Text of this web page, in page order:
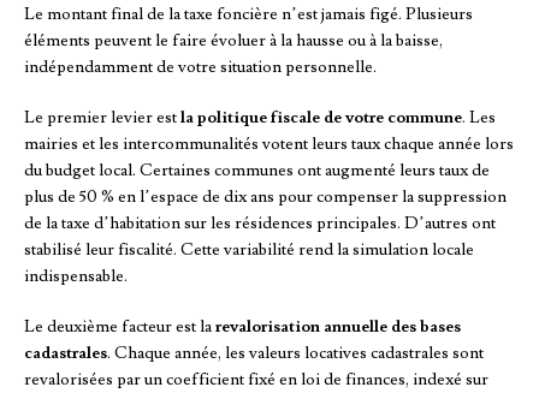
Le montant final de la taxe foncière n’est jamais figé. Plusieurs
éléments peuvent le faire évoluer à la hausse ou à la baisse,
indépendamment de votre situation personnelle.
Le premier levier estla politique fiscale de votre commune. Les
mairies et les intercommunalités votent leurs taux chaque année lors
du budget local. Certaines communes ont augmenté leurs taux de
plus de 50 % en l’espace de dix ans pour compenser la suppression
de la taxe d’habitation sur les résidences principales. D’autres ont
stabilisé leur fiscalité. Cette variabilité rend la simulation locale
indispensable.
Le deuxième facteur est larevalorisation annuelle des bases
cadastrales. Chaque année, les valeurs locatives cadastrales sont
revalorisées par un coefficient fixé en loi de finances, indexé sur